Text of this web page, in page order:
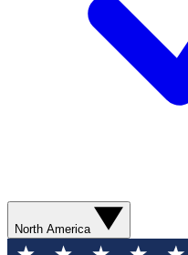
North America